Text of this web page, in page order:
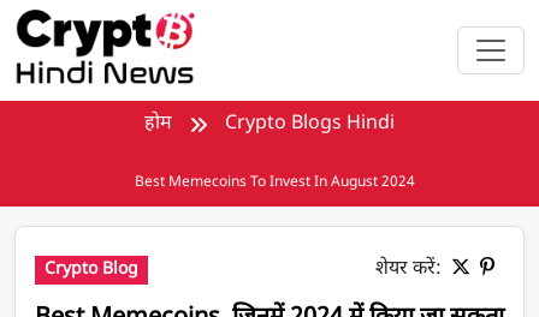
मुख्य सामग्री पर जाएँ
होम Crypto Blogs Hindi
Best Memecoins To Invest In August 2024
Crypto Blog शेयर करें: